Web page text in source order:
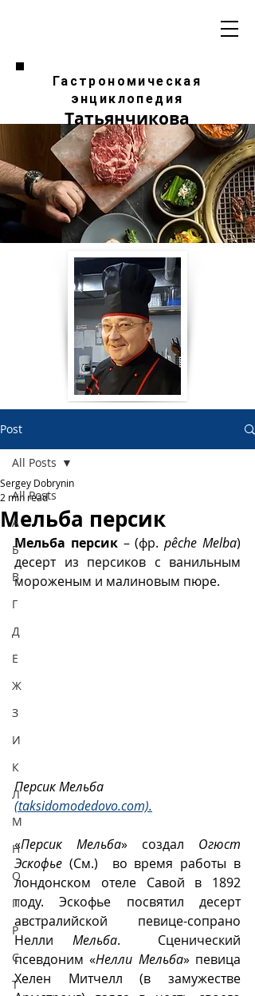
Гастрономическая
энциклопедия
Татьянчикова
Post
All Posts
А
Б
В
Г
Д
Е
Ж
З
И
К
Л
М
Н
О
П
Р
С
Т
All Posts
Мельба персик
Sergey Dobrynin
2 min read
Мельба персик – (фр. pêche Melba)
десерт из персиков с ванильным
мороженым и малиновым пюре.
Персик Мельба
(taksidomodedovo.com).
«Персик Мельба» создал Огюст
Эскофье (См.)  во время работы в
лондонском отеле Савой в 1892
году. Эскофье посвятил десерт
австралийской певице-сопрано
Нелли Мельба.  Сценический
псевдоним «Нелли Мельба» певица
Хелен Митчелл (в замужестве